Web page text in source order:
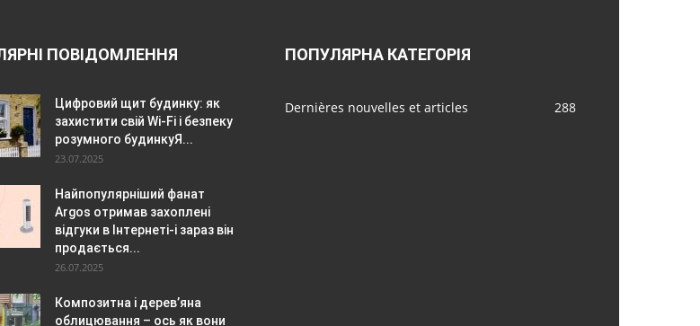
ПОВІДОМЛЕННЯ
Цифровий щит будинку: як
захистити свій Wi-Fi і безпеку
розумного будинкуЯ...
23.07.2025
Найпопулярніший фанат
Argos отримав захоплені
відгуки в Інтернеті-і зараз він
продається...
26.07.2025
Композитна і дерев’яна
облицювання – ось як вони
ПОПУЛЯРНА КАТЕГОРІЯ
Dernières nouvelles et articles 288